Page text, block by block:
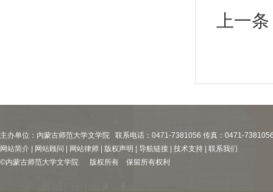
上一
主办单位：内蒙古师范大学文学院 联系电话：0471-7381056 传真：0471-
网站简介 | 网站顾问 | 网站律师 | 版权声明 | 导航链接 | 技术支持 | 联系我们
©内蒙古师范大学文学院 版权所有 保留所有权利